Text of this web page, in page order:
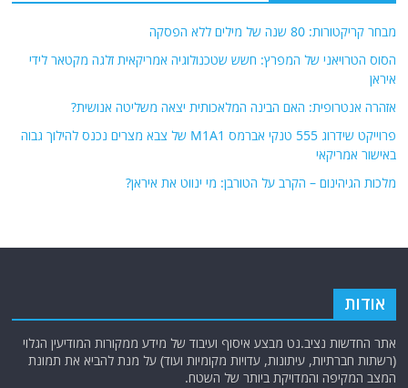
מבחר קריקטורות: 80 שנה של מילים ללא הפסקה
הסוס הטרויאני של המפרץ: חשש שטכנולוגיה אמריקאית זלגה מקטאר לידי
איראן
אזהרה אנטרופית: האם הבינה המלאכותית יצאה משליטה אנושית?
פרוייקט שידרוג 555 טנקי אברמס M1A1 של צבא מצרים נכנס להילוך גבוה
באישור אמריקאי
מלכות הגיהינום – הקרב על הטורבן: מי ינווט את איראן?
אודות
אתר החדשות נציב.נט מבצע איסוף ועיבוד של מידע ממקורות המודיעין הגלוי
(רשתות חברתיות, עיתונות, עדויות מקומיות ועוד) על מנת להביא את תמונת
המצב המקיפה והמדויקת ביותר של השטח.